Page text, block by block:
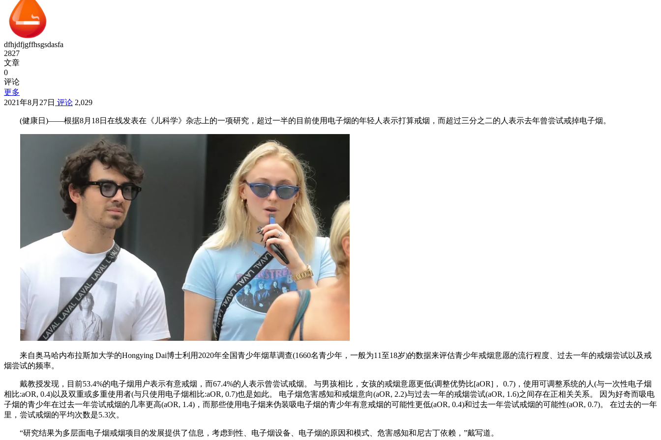
dfhjdfjgffhsgsdasfa
2827
文章
0
评论
更多
2021年8月27日 评论 2,029
(健康日)——根据8月18日在线发表在《儿科学》杂志上的一项研究，超过一半的目前使用电子烟的年轻人表示打算戒烟，而超过三分之二的人表示去年曾尝试戒掉电子烟。
来自奥马哈内布拉斯加大学的Hongying Dai博士利用2020年全国青少年烟草调查(1660名青少年，一般为11至18岁)的数据来评估青少年戒烟意愿的流行程度、过去一年的戒烟尝试以及戒
烟尝试的频率。
戴教授发现，目前53.4%的电子烟用户表示有意戒烟，而67.4%的人表示曾尝试戒烟。 与男孩相比，女孩的戒烟意愿更低(调整优势比[aOR]， 0.7)，使用可调整系统的人(与一次性电子烟
相比:aOR, 0.4)以及双重或多重使用者(与只使用电子烟相比:aOR, 0.7)也是如此。 电子烟危害感知和戒烟意向(aOR, 2.2)与过去一年的戒烟尝试(aOR, 1.6)之间存在正相关关系。 因为好奇而吸电
子烟的青少年在过去一年尝试戒烟的几率更高(aOR, 1.4)，而那些使用电子烟来伪装吸电子烟的青少年有意戒烟的可能性更低(aOR, 0.4)和过去一年尝试戒烟的可能性(aOR, 0.7)。 在过去的一年
里，尝试戒烟的平均次数是5.3次。
“研究结果为多层面电子烟戒烟项目的发展提供了信息，考虑到性、电子烟设备、电子烟的原因和模式、危害感知和尼古丁依赖，”戴写道。